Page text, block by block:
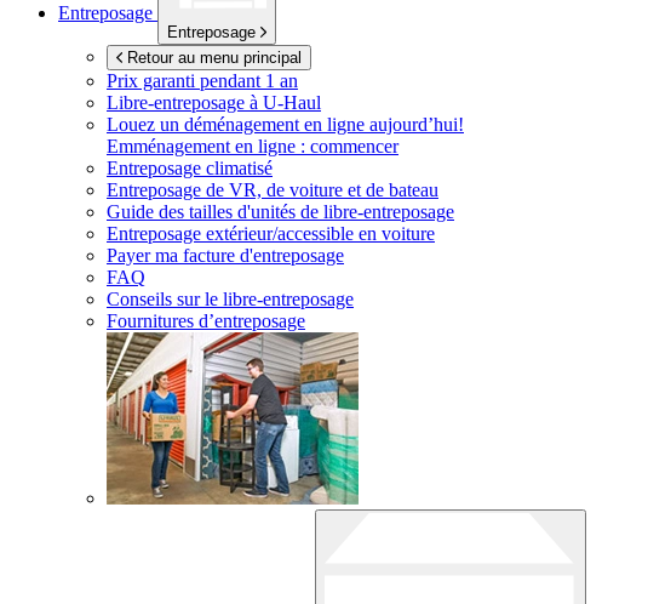
Entreposage
Entreposage
Retour au menu principal
Prix garanti pendant 1 an
Libre-entreposage à U-Haul
Louez un déménagement en ligne aujourd’hui!
Emménagement en ligne : commencer
Entreposage climatisé
Entreposage de VR, de voiture et de bateau
Guide des tailles d'unités de libre-entreposage
Entreposage extérieur/accessible en voiture
Payer ma facture d'entreposage
FAQ
Conseils sur le libre-entreposage
Fournitures d’entreposage